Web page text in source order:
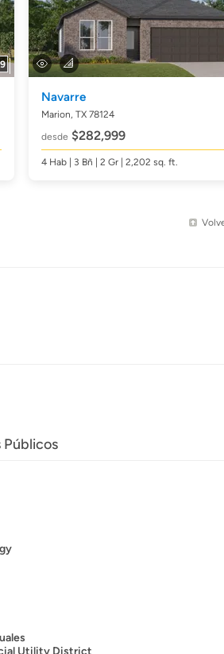
Navarre
Marion, TX 78124
desde $282,999
4 Hab| 3 Bñ | 2 Gr | 2,202 sq. ft.
Públicos
Utility District